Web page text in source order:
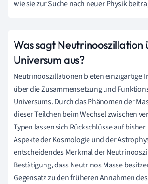
wie sie zur Suche nach neuer Physik
Was sagt Neutrinooszillation
Universum aus?
Neutrinooszillationen bieten einzigartige
über die Zusammensetzung und
Universums. Durch das Phänomen der
dieser Teilchen beim Wechsel zwischen
Typen lassen sich Rückschlüsse auf
Aspekte der Kosmologie und der
entscheidendes Merkmal der
Bestätigung, dass Neutrinos Masse
Gegensatz zu den früheren Annahmen des